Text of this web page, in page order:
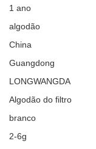
1 ano
algodão
China
Guangdong
LONGWANGDA
Algodão do filtro
branco
2-6g